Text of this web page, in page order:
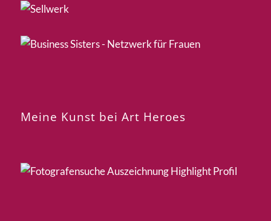
Meine Kunst bei Art Heroes